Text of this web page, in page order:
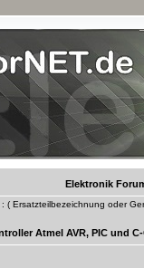
Elektronik
( Ersatzteilbezeichnung oder
Atmel AVR, PIC und